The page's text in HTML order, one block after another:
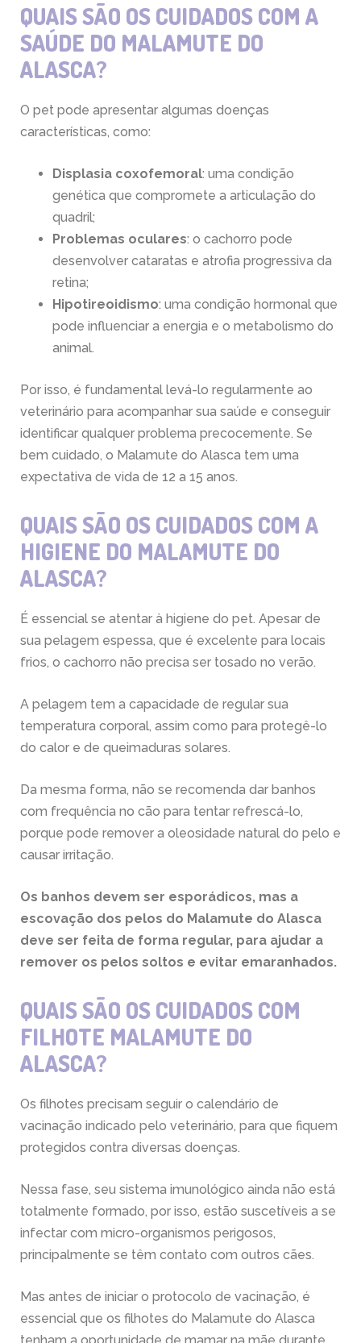
QUAIS SÃO OS CUIDADOS COM A
SAÚDE DO MALAMUTE DO
ALASCA?
O pet pode apresentar algumas doenças
características, como:
Displasia coxofemoral: uma condição
genética que compromete a articulação do
quadril;
Problemas oculares: o cachorro pode
desenvolver cataratas e atrofia progressiva da
retina;
Hipotireoidismo: uma condição hormonal que
pode influenciar a energia e o metabolismo do
animal.
Por isso, é fundamental levá-lo regularmente ao
veterinário para acompanhar sua saúde e conseguir
identificar qualquer problema precocemente. Se
bem cuidado, o Malamute do Alasca tem uma
expectativa de vida de 12 a 15 anos.
QUAIS SÃO OS CUIDADOS COM A
HIGIENE DO MALAMUTE DO
ALASCA?
É essencial se atentar à higiene do pet. Apesar de
sua pelagem espessa, que é excelente para locais
frios, o cachorro não precisa ser tosado no verão.
A pelagem tem a capacidade de regular sua
temperatura corporal, assim como para protegê-lo
do calor e de queimaduras solares.
Da mesma forma, não se recomenda dar banhos
com frequência no cão para tentar refrescá-lo,
porque pode remover a oleosidade natural do pelo e
causar irritação.
Os banhos devem ser esporádicos, mas a
escovação dos pelos do Malamute do Alasca
deve ser feita de forma regular, para ajudar a
remover os pelos soltos e evitar emaranhados.
QUAIS SÃO OS CUIDADOS COM
FILHOTE MALAMUTE DO
ALASCA?
Os filhotes precisam seguir o calendário de
vacinação indicado pelo veterinário, para que fiquem
protegidos contra diversas doenças.
Nessa fase, seu sistema imunológico ainda não está
totalmente formado, por isso, estão suscetíveis a se
infectar com micro-organismos perigosos,
principalmente se têm contato com outros cães.
Mas antes de iniciar o protocolo de vacinação, é
essencial que os filhotes do Malamute do Alasca